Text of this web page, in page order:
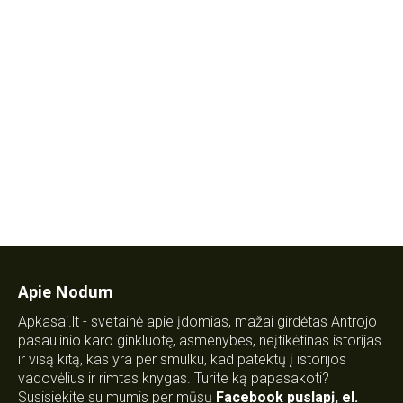
Apie Nodum
Apkasai.lt - svetainė apie įdomias, mažai girdėtas Antrojo
pasaulinio karo ginkluotę, asmenybes, neįtikėtinas istorijas
ir visą kitą, kas yra per smulku, kad patektų į istorijos
vadovėlius ir rimtas knygas. Turite ką papasakoti?
Susisiekite su mumis per mūsų Facebook puslapį, el.